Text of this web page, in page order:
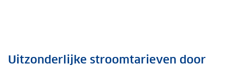
Uitzonderlijke stroomtarieven door